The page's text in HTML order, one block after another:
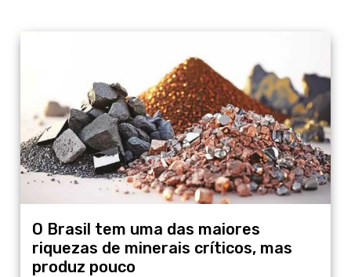
O Brasil tem uma das maiores
riquezas de minerais críticos, mas
produz pouco